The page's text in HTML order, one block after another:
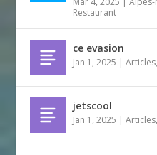
Restaurant
ce evasion
Jan 1, 2025 |Articles,
jetscool
Jan 1, 2025 |Articles,